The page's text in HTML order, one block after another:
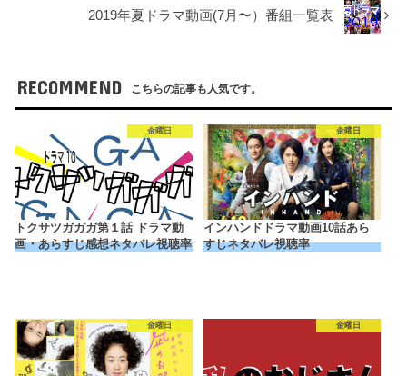
2019年夏ドラマ動画(7月〜）番組一覧表
RECOMMEND こちらの記事も人気です。
金曜日
トクサツガガガ第１話 ドラマ動
画・あらすじ感想ネタバレ視聴率
金曜日
インハンドドラマ動画10話あら
すじネタバレ視聴率
金曜日 金曜日